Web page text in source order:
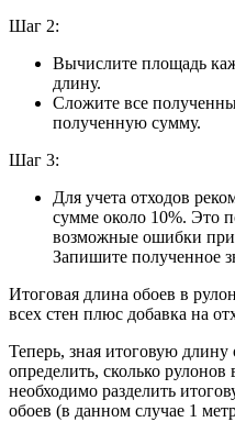
Шаг 2:
Вычислите площадь
длину.
Сложите все
полученную сумму.
Шаг 3:
Для учета отходов
сумме около 10%. Это
возможные ошибки при
Запишите полученное
Итоговая длина обоев в
всех стен плюс добавка на
Теперь, зная итоговую
определить, сколько
необходимо разделить
обоев (в данном случае 1